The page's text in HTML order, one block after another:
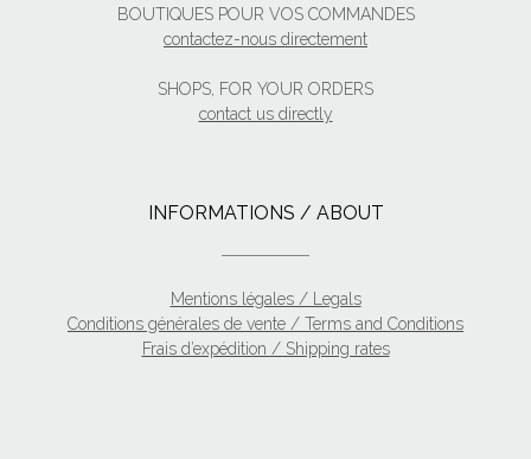
BOUTIQUES POUR VOS COMMANDES
contactez-nous directement
SHOPS, FOR YOUR ORDERS
contact us directly
INFORMATIONS / ABOUT
Mentions légales / Legals
Conditions générales de vente / Terms and Conditions
Frais d’expédition / Shipping rates